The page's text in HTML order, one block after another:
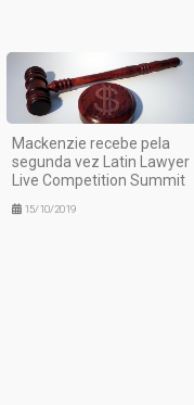
Mackenzie recebe pela
segunda vez Latin Lawyer
Live Competition Summit
15/10/2019